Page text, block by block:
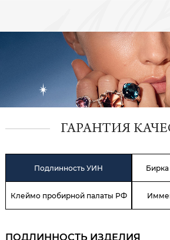
ГАРАНТИЯ
Подлинность УИН
Клеймо пробирной палаты РФ
ПОДЛИННОСТЬ ИЗДЕЛИЯ